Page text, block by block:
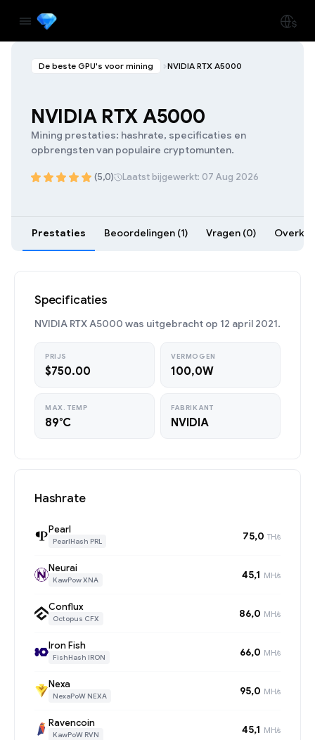
De beste GPU's voor mining NVIDIA RTX A5000
NVIDIA RTX A5000
Mining prestaties: hashrate, specificaties en
opbrengsten van populaire cryptomunten.
(5,0) Laatst bijgewerkt: 07 Aug 2026
Prestaties Beoordelingen (1) Vragen (0)
Specificaties
NVIDIA RTX A5000 was uitgebracht op 12 april 2021.
PRIJS
$750.00
VERMOGEN
100,0W
MAX. TEMP
89°C
FABRIKANT
NVIDIA
Hashrate
Pearl
PearlHash PRL 75,0 TH/s
Neurai
KawPow XNA 45,1 MH/s
Conflux
Octopus CFX 86,0 MH/s
Iron Fish
FishHash IRON 66,0 MH/s
Nexa
NexaPoW NEXA 95,0 MH/s
Ravencoin
KawPoW RVN 45,1 MH/s